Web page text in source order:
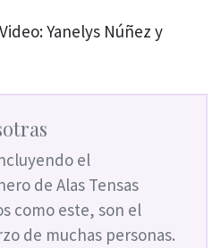
Yanelys Núñez y
el
de Alas Tensas
como este, son el
de muchas personas.